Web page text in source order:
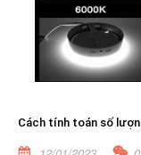
Cách tính toán số